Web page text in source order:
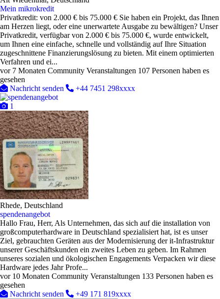
Mein mikrokredit
Privatkredit: von 2.000 € bis 75.000 € Sie haben ein Projekt, das Ihnen
am Herzen liegt, oder eine unerwartete Ausgabe zu bewältigen? Unser
Privatkredit, verfügbar von 2.000 € bis 75.000 €, wurde entwickelt,
um Ihnen eine einfache, schnelle und vollständig auf Ihre Situation
zugeschnittene Finanzierungslösung zu bieten. Mit einem optimierten
Verfahren und ei...
vor 7 Monaten Community Veranstaltungen 107 Personen haben es
gesehen
Nachricht senden
+44 7451 298xxxx
1
Rhede, Deutschland
spendenangebot
Hallo Frau, Herr, Als Unternehmen, das sich auf die installation von
großcomputerhardware in Deutschland spezialisiert hat, ist es unser
Ziel, gebrauchten Geräten aus der Modernisierung der it-Infrastruktur
unserer Geschäftskunden ein zweites Leben zu geben. Im Rahmen
unseres sozialen und ökologischen Engagements Verpacken wir diese
Hardware jedes Jahr Profe...
vor 10 Monaten Community Veranstaltungen 133 Personen haben es
gesehen
Nachricht senden
+49 171 819xxxx